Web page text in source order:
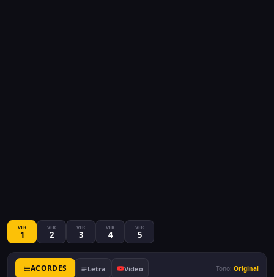
VER
1
VER
2
VER
3
VER
4
VER
5
ACORDES Letra Video Tono: Original